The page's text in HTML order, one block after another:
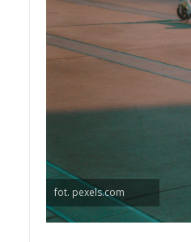
fot. pexels.com